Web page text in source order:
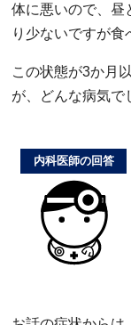
体に悪いので、昼
り少ないですが食
この状態が3か月
が、どんな病気で
内科医師の回答